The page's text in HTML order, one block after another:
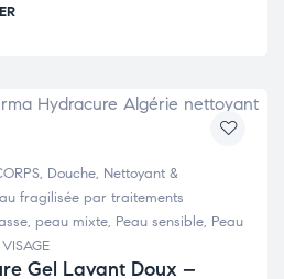
, Douche, Nettoyant &
fragilisée par traitements
, peau mixte, Peau sensible, Peau
VISAGE
Gel Lavant Doux –